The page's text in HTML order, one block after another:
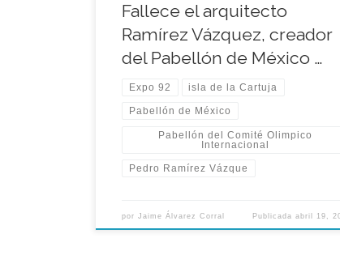
Fallece el arquitecto
Ramírez Vázquez, creador
del Pabellón de México …
Expo 92 isla de la Cartuja
Pabellón de México
Pabellón del Comité Olimpico
Internacional
Pedro Ramírez Vázque
porJaime Álvarez Corral Publicada abril 19,